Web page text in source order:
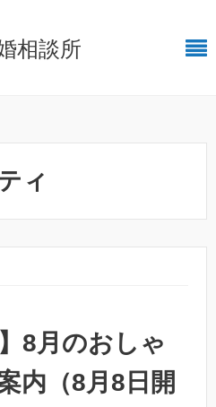
相談所
ィ
8月のおしゃ
内（8月8日開